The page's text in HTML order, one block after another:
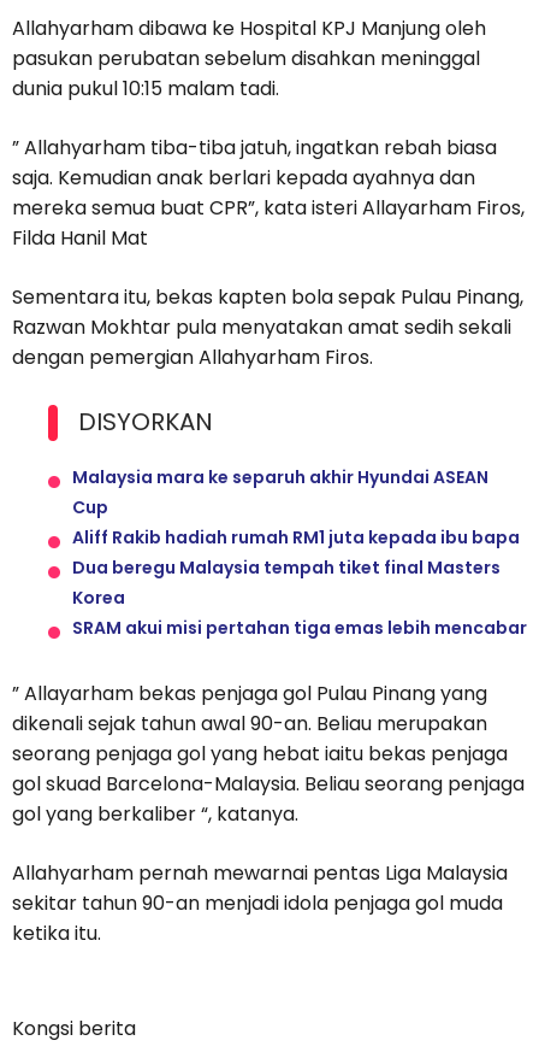
Allahyarham dibawa ke Hospital KPJ Manjung oleh
pasukan perubatan sebelum disahkan meninggal
dunia pukul 10:15 malam tadi.
” Allahyarham tiba-tiba jatuh, ingatkan rebah biasa
saja. Kemudian anak berlari kepada ayahnya dan
mereka semua buat CPR”, kata isteri Allayarham Firos,
Filda Hanil Mat
Sementara itu, bekas kapten bola sepak Pulau Pinang,
Razwan Mokhtar pula menyatakan amat sedih sekali
dengan pemergian Allahyarham Firos.
DISYORKAN
Malaysia mara ke separuh akhir Hyundai ASEAN
Cup
Aliff Rakib hadiah rumah RM1 juta kepada ibu bapa
Dua beregu Malaysia tempah tiket final Masters
Korea
SRAM akui misi pertahan tiga emas lebih mencabar
” Allayarham bekas penjaga gol Pulau Pinang yang
dikenali sejak tahun awal 90-an. Beliau merupakan
seorang penjaga gol yang hebat iaitu bekas penjaga
gol skuad Barcelona-Malaysia. Beliau seorang penjaga
gol yang berkaliber “, katanya.
Allahyarham pernah mewarnai pentas Liga Malaysia
sekitar tahun 90-an menjadi idola penjaga gol muda
ketika itu.
Kongsi berita